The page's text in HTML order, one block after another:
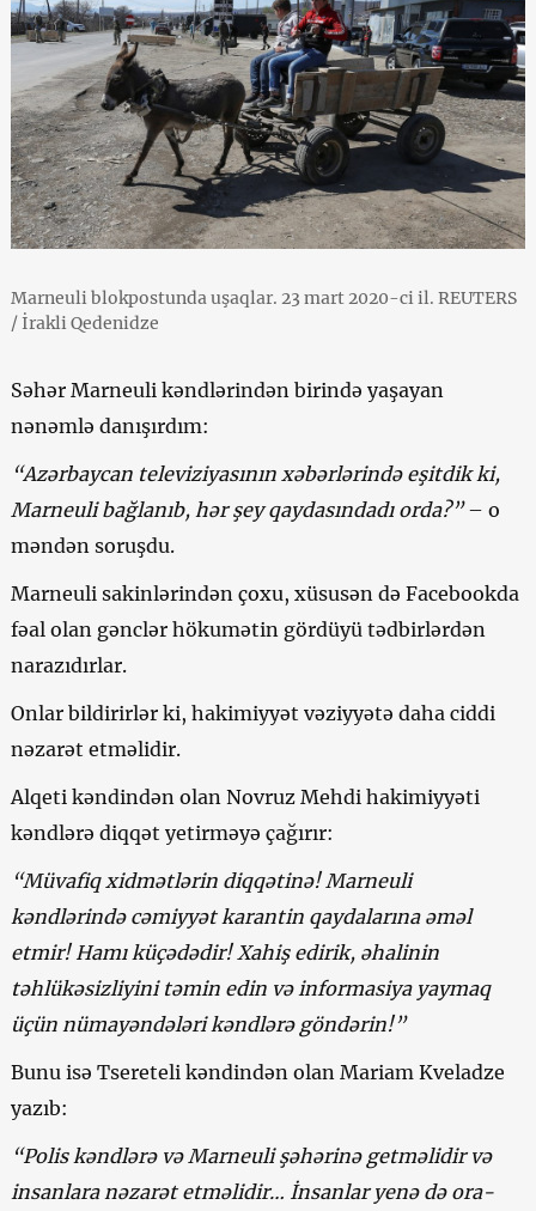
Marneuli blokpostunda uşaqlar. 23 mart 2020-ci il. REUTERS
/ İrakli Qedenidze
Səhər Marneuli kəndlərindən birində yaşayan
nənəmlə danışırdım:
“Azərbaycan televiziyasının xəbərlərində eşitdik ki,
Marneuli bağlanıb, hər şey qaydasındadı orda?”– o
məndən soruşdu.
Marneuli sakinlərindən çoxu, xüsusən də Facebookda
fəal olan gənclər hökumətin gördüyü tədbirlərdən
narazıdırlar.
Onlar bildirirlər ki, hakimiyyət vəziyyətə daha ciddi
nəzarət etməlidir.
Alqeti kəndindən olan Novruz Mehdi hakimiyyəti
kəndlərə diqqət yetirməyə çağırır:
“Müvafiq xidmətlərin diqqətinə! Marneuli
kəndlərində cəmiyyət karantin qaydalarına əməl
etmir! Hamı küçədədir! Xahiş edirik, əhalinin
təhlükəsizliyini təmin edin və informasiya yaymaq
üçün nümayəndələri kəndlərə göndərin!”
Bunu isə Tsereteli kəndindən olan Mariam Kveladze
yazıb:
“Polis kəndlərə və Marneuli şəhərinə getməlidir və
insanlara nəzarət etməlidir… İnsanlar yenə də ora-